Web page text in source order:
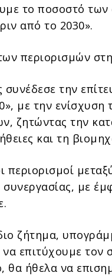
το ποσοστό
από το 2030».
περιορισμών
την
με την ενίσχυση
ζητώντας την
και τη
περιορισμοί
με
ζήτημα,
επιτύχουμε τον
θα ήθελα να